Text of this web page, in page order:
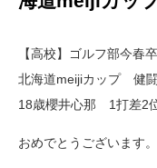
【高校】ゴルフ部今
北海道meijiカップ 健
18歳櫻井心那 1打差2
おめでとうございます。